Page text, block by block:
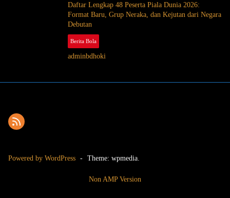
Daftar Lengkap 48 Peserta Piala Dunia 2026:
Format Baru, Grup Neraka, dan Kejutan dari Negara
Debutan
Berita Bola
adminbdhoki
Powered by WordPress - Theme: wpmedia.
Non AMP Version